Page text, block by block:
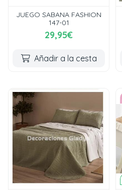
JUEGO SABANA FASHION
147-01
29,95€
Añadir a la cesta